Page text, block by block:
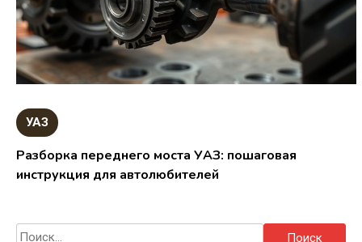
УАЗ
Разборка переднего моста УАЗ: пошаговая
инструкция для автолюбителей
Найти: